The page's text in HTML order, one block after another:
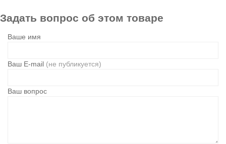
Задать вопрос об этом товаре
Ваше имя
Ваш E-mail (не публикуется)
Ваш вопрос